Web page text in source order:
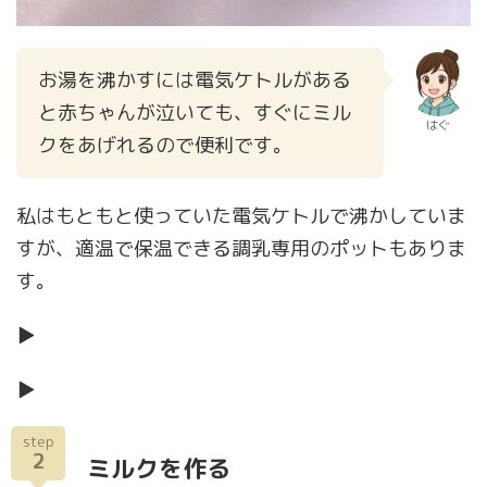
お湯を沸かすには電気ケトルがある
と赤ちゃんが泣いても、すぐにミル
クをあげれるので便利です。
はぐ
私はもともと使っていた電気ケトルで沸かしていま
すが、適温で保温できる調乳専用のポットもありま
す。
▶
▶
step
2 ミルクを作る